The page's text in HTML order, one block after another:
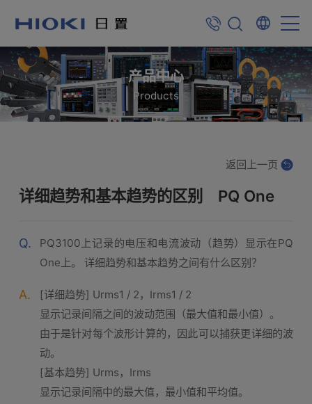
产品中心
Products
详细趋势和基本趋势的区别 PQ One
返回上一页
Q.
PQ3100上记录的电压和电流波动（趋势）显示在PQ
One上。 详细趋势和基本趋势之间有什么区别？
A.
[详细趋势] Urms1 / 2，Irms1 / 2
显示记录间隔之间的波动范围（最大值和最小值）。
由于是针对每个波形计算的，因此可以捕获更详细的波
动。
[基本趋势] Urms，Irms
显示记录间隔中的最大值，最小值和平均值。